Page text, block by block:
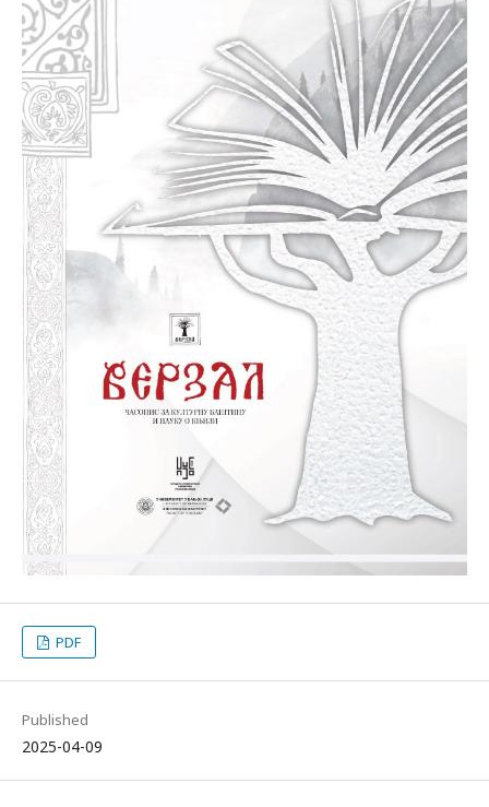
PDF
Published
2025-04-09